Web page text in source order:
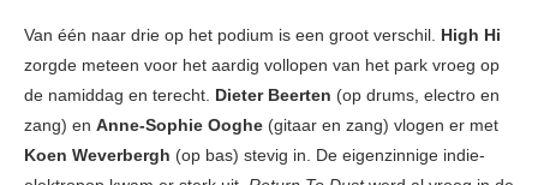
Van één naar drie op het podium is een groot verschil. High Hi
zorgde meteen voor het aardig vollopen van het park vroeg op
de namiddag en terecht. Dieter Beerten (op drums, electro en
zang) en Anne-Sophie Ooghe (gitaar en zang) vlogen er met
Koen Weverbergh (op bas) stevig in. De eigenzinnige indie-